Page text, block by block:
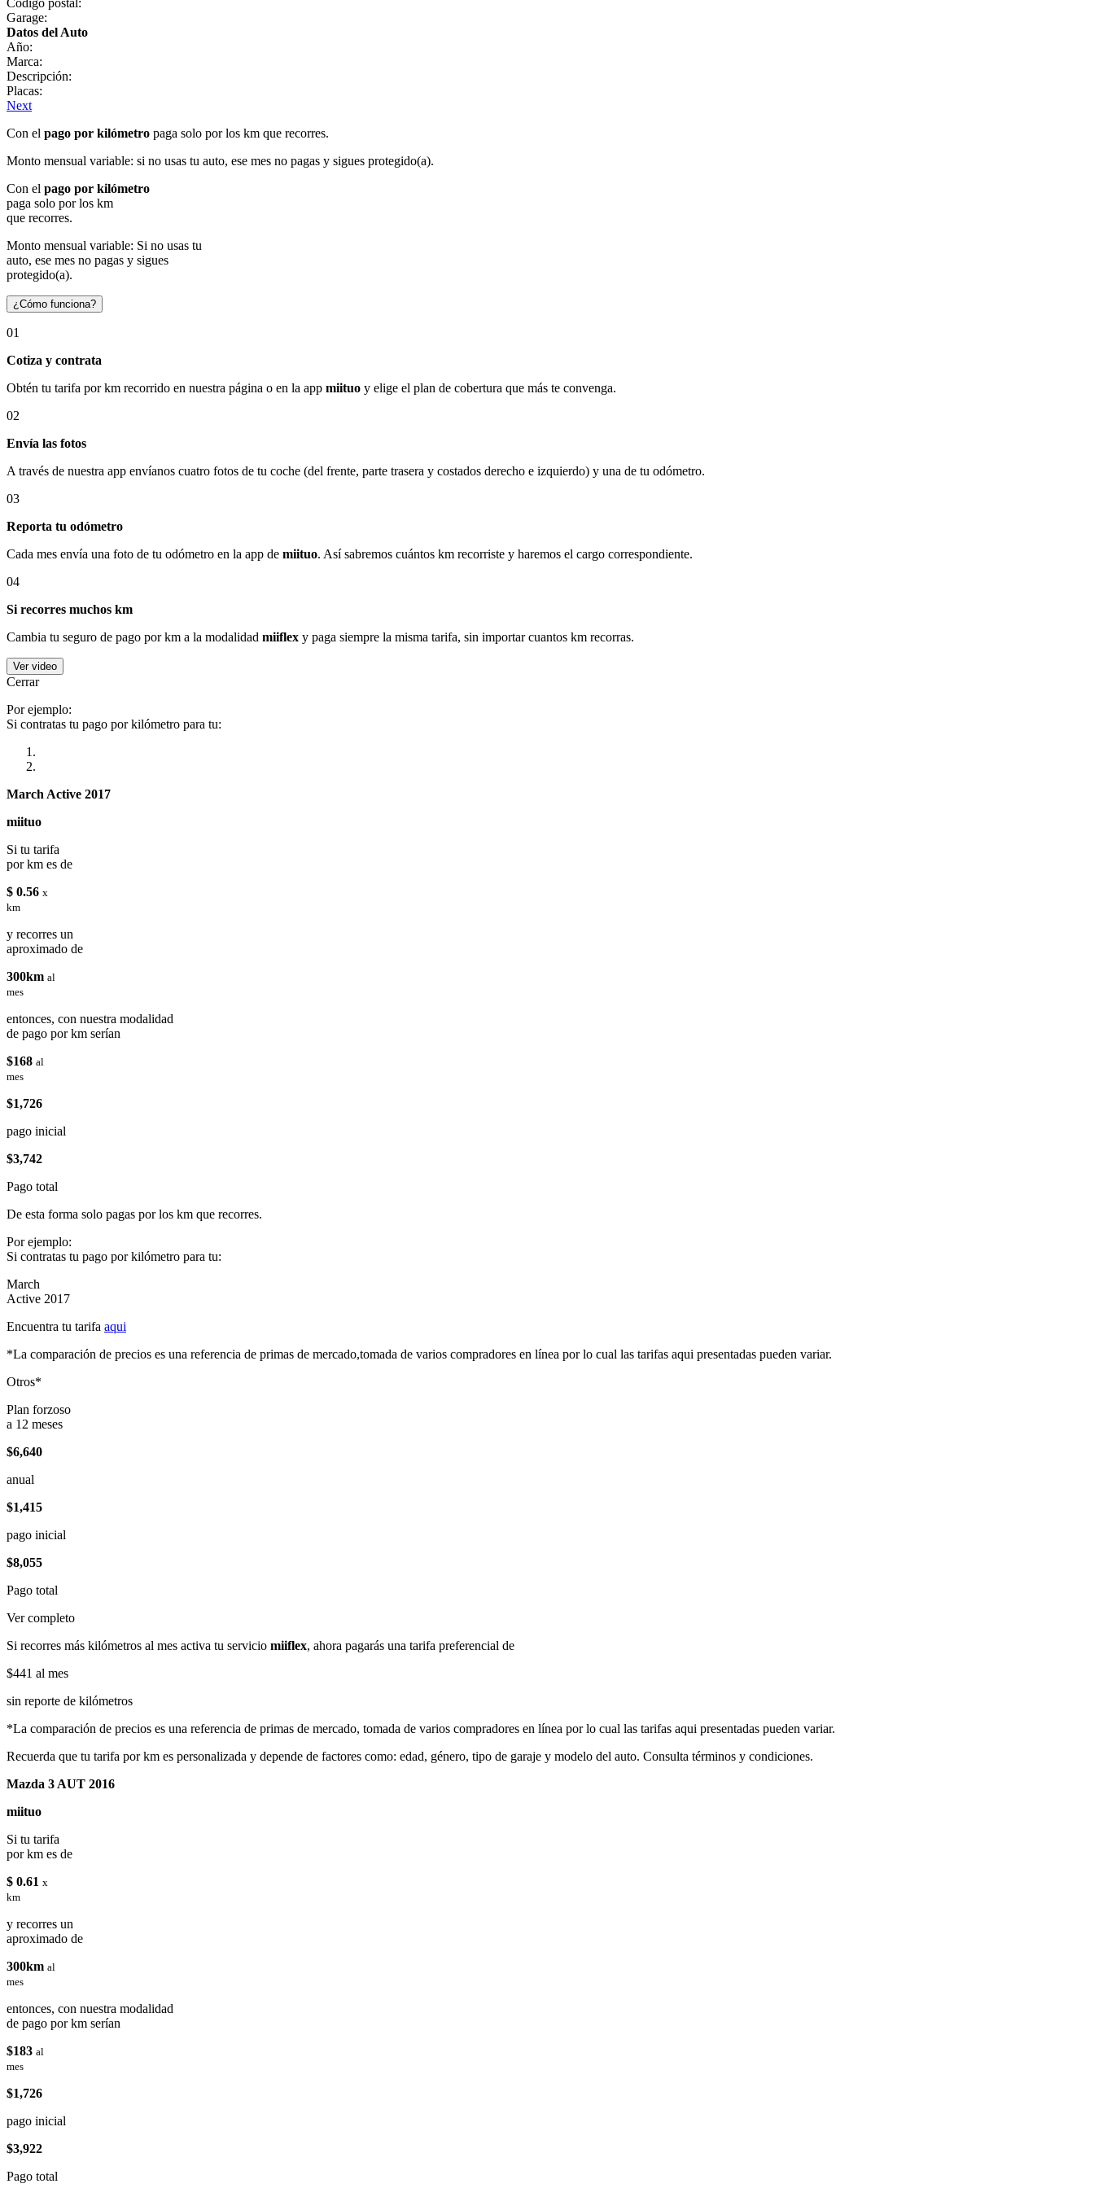
Garage:
Datos del Auto
Año:
Marca:
Descripción:
Placas:
Next
Con el pago por kilómetro paga solo por los km que recorres.
Monto mensual variable: si no usas tu auto, ese mes no pagas y sigues protegido(a).
Con el pago por kilómetro
paga solo por los km
que recorres.
Monto mensual variable: Si no usas tu
auto, ese mes no pagas y sigues
protegido(a).
¿Cómo funciona?
01
Cotiza y contrata
Obtén tu tarifa por km recorrido en nuestra página o en la app miituo y elige el plan de cobertura que más te convenga.
02
Envía las fotos
A través de nuestra app envíanos cuatro fotos de tu coche (del frente, parte trasera y costados derecho e izquierdo) y una de tu odómetro.
03
Reporta tu odómetro
Cada mes envía una foto de tu odómetro en la app de miituo. Así sabremos cuántos km recorriste y haremos el cargo correspondiente.
04
Si recorres muchos km
Cambia tu seguro de pago por km a la modalidad miiflex y paga siempre la misma tarifa, sin importar cuantos km recorras.
Ver video
Cerrar
Por ejemplo:
Si contratas tu pago por kilómetro para tu:
March Active 2017
miituo
Si tu tarifa
por km es de
$ 0.56 x
km
y recorres un
aproximado de
300km al
mes
entonces, con nuestra modalidad
de pago por km serían
$168 al
mes
$1,726
pago inicial
$3,742
Pago total
De esta forma solo pagas por los km que recorres.
Por ejemplo:
Si contratas tu pago por kilómetro para tu:
March
Active 2017
Encuentra tu tarifa aqui
*La comparación de precios es una referencia de primas de mercado,tomada de varios compradores en línea por lo cual las tarifas aqui presentadas pueden variar.
Otros*
Plan forzoso
a 12 meses
$6,640
anual
$1,415
pago inicial
$8,055
Pago total
Ver completo
Si recorres más kilómetros al mes activa tu servicio miiflex, ahora pagarás una tarifa preferencial de
$441 al mes
sin reporte de kilómetros
*La comparación de precios es una referencia de primas de mercado, tomada de varios compradores en línea por lo cual las tarifas aqui presentadas pueden variar.
Recuerda que tu tarifa por km es personalizada y depende de factores como: edad, género, tipo de garaje y modelo del auto. Consulta términos y condiciones.
Mazda 3 AUT 2016
miituo
Si tu tarifa
por km es de
$ 0.61 x
km
y recorres un
aproximado de
300km al
mes
entonces, con nuestra modalidad
de pago por km serían
$183 al
mes
$1,726
pago inicial
$3,922
Pago total